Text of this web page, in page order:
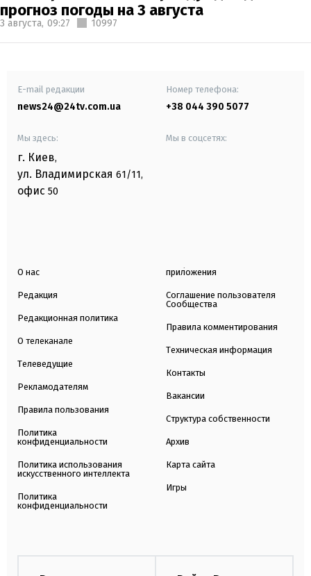
прогноз погоды на 3 августа
3 августа, 09:27 10997
E-mail редакции
news24@24tv.com.ua
Номер телефона:
+38 044 390 5077
Мы здесь:
г. Киев,
ул. Владимирская 61/11,
офис 50
Мы в соцсетях:
О нас
Редакция
Редакционная политика
О телеканале
Телеведущие
Рекламодателям
Правила пользования
Политика
конфиденциальности
Политика использования
искусственного интеллекта
Политика
конфиденциальности
приложения
Соглашение пользователя
Сообщества
Правила комментирования
Техническая информация
Контакты
Вакансии
Структура собственности
Архив
Карта сайта
Игры